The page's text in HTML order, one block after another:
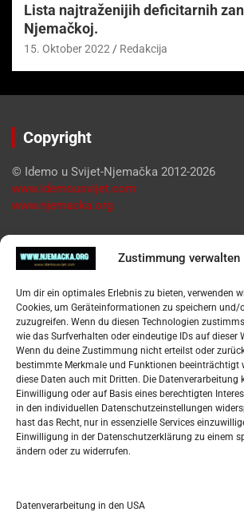
Zustimmung verwalten
Um dir ein optimales Erlebnis zu bieten, verwenden
Cookies, um Geräteinformationen zu speichern und/
zuzugreifen. Wenn du diesen Technologien
wie das Surfverhalten oder eindeutige IDs auf dieser
Wenn du deine Zustimmung nicht erteilst oder
bestimmte Merkmale und Funktionen beeinträchtigt
diese Daten auch mit Dritten. Die Datenverarbeitung
Einwilligung oder auf Basis eines berechtigten
in den individuellen Datenschutzeinstellungen
hast das Recht, nur in essenzielle Services
Einwilligung in der Datenschutzerklärung zu einem
ändern oder zu widerrufen.
Datenverarbeitung in den USA
Lista najtraženijih deficitarnih
Njemačkoj.
15. Oktober 2022 Redakcija
Copyright
© Idemo u Svijet-Njemačka 2012-2026
www.idemousvijet.com
www.njemacka.org
Pregled
Datenschutzerklärung
Widerufsbelehrung
Oglašavanje / Postavite svoj oglas
Tko je “Idemo u Svijet –
Pretražite stranicu:
S